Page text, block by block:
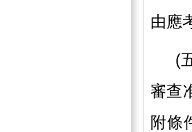
由應
(五)
審查
附條